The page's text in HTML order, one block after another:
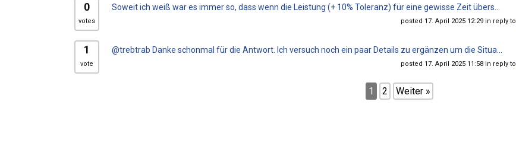
0
votes
Soweit ich weiß war es immer so, dass wenn die Leistung (+ 10% Toleranz) für eine gewisse Zeit übers...
posted 17. April 2025 12:29 in reply to
1
vote
@trebtrab Danke schonmal für die Antwort. Ich versuch noch ein paar Details zu ergänzen um die Situa...
posted 17. April 2025 11:58 in reply to
1 2 Weiter »